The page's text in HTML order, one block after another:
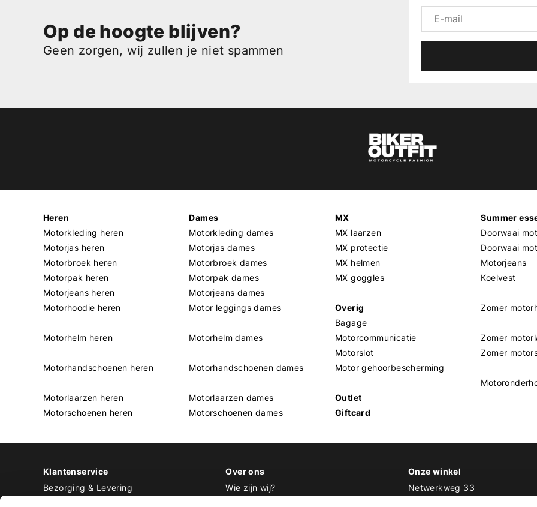
Op de hoogte blijven?
Geen zorgen, wij zullen je niet spammen
Heren
Motorkleding heren
Motorjas heren
Motorbroek heren
Motorpak heren
Motorjeans heren
Motorhoodie heren
Motorhelm heren
Motorhandschoenen heren
Motorlaarzen heren
Motorschoenen heren
Dames
Motorkleding dames
Motorjas dames
Motorbroek dames
Motorpak dames
Motorjeans dames
Motor leggings dames
Motorhelm dames
Motorhandschoenen dames
Motorlaarzen dames
Motorschoenen dames
MX
MX laarzen
MX protectie
MX helmen
MX goggles
Overig
Bagage
Motorcommunicatie
Motorslot
Motor gehoorbescherming
Outlet
Giftcard
Summer
Doorwaai
Doorwaai
Motorjeans
Koelvest
Zomer
Zomer
Zomer
Klantenservice
Bezorging & Levering
Over ons
Wie zijn wij?
Onze winkel
Netwerkweg 33